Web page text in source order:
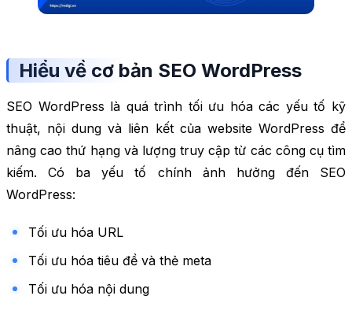
Hiểu về cơ bản SEO WordPress
SEO WordPress là quá trình tối ưu hóa các yếu tố kỹ
thuật, nội dung và liên kết của website WordPress để
nâng cao thứ hạng và lượng truy cập từ các công cụ tìm
kiếm. Có ba yếu tố chính ảnh hưởng đến SEO
WordPress:
Tối ưu hóa URL
Tối ưu hóa tiêu đề và thẻ meta
Tối ưu hóa nội dung